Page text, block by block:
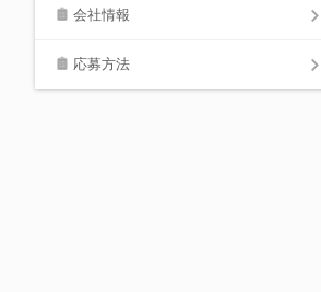
会社情報
応募方法